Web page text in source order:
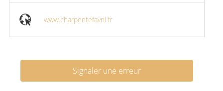
www.charpentefavril.fr
Signaler une erreur